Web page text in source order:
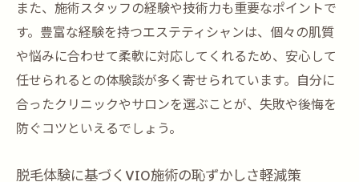
また、施術スタッフの経験や技術力も重要なポイントで
す。豊富な経験を持つエステティシャンは、個々の肌質
や悩みに合わせて柔軟に対応してくれるため、安心して
任せられるとの体験談が多く寄せられています。自分に
合ったクリニックやサロンを選ぶことが、失敗や後悔を
防ぐコツといえるでしょう。
脱毛体験に基づくVIO施術の恥ずかしさ軽減策